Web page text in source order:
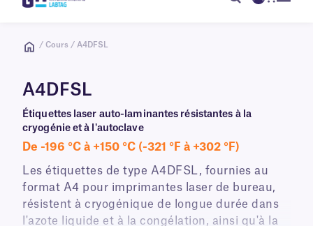
/ Cours / A4DFSL
A4DFSL
Étiquettes laser auto-laminantes résistantes à la
cryogénie et à l'autoclave
De -196 °C à +150 °C (-321 °F à +302 °F)
Les étiquettes de type A4DFSL, fournies au
format A4 pour imprimantes laser de bureau,
résistent à cryogénique de longue durée dans
l'azote liquide et à la congélation, ainsi qu'à la